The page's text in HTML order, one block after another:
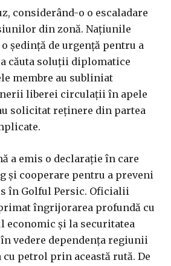
considerând-o o escaladare
din zonă. Națiunile
ședință de urgență pentru a
căuta soluții diplomatice
membre au subliniat
liberei circulații în apele
solicitat reținere din partea
a emis o declarație în care
și cooperare pentru a preveni
în Golful Persic. Oficialii
îngrijorarea profundă cu
economic și la securitatea
vedere dependența regiunii
petrol prin această rută. De